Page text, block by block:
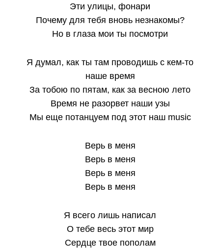
Эти улицы, фонари
Почему для тебя вновь незнакомы?
Но в глаза мои ты посмотри
Я думал, как ты там проводишь с кем-то
наше время
За тобою по пятам, как за весною лето
Время не разорвет наши узы
Мы еще потанцуем под этот наш music
Верь в меня
Верь в меня
Верь в меня
Верь в меня
Я всего лишь написал
О тебе весь этот мир
Сердце твое пополам